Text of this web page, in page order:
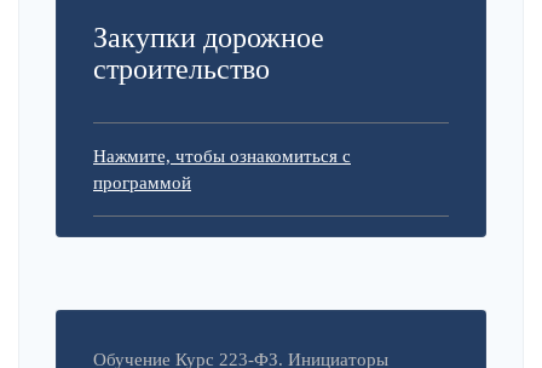
Закупки дорожное
строительство
Нажмите, чтобы ознакомиться с
программой
Обучение Курс 223-ФЗ. Инициаторы